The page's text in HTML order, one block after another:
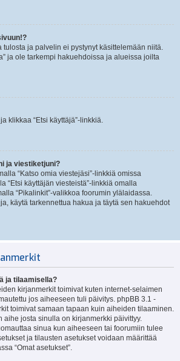
tulosta ja palvelin ei pystynyt käsittelemään niitä.
ja ole tarkempi hakuehdoissa ja alueissa joilta
klikkaa “Etsi käyttäjä”-linkkiä.
ja viestiketjuni?
“Katso omia viestejäsi”-linkkiä omissa
“Etsi käyttäjän viesteistä”-linkkiä omalla
“Pikalinkit”-valikkoa foorumin ylälaidassa.
käytä tarkennettua hakua ja täytä sen hakuehdot
ja tilaamisella?
kirjanmerkit toimivat kuten internet-selaimen
jos aiheeseen tuli päivitys. phpBB 3.1 -
toimivat samaan tapaan kuin aiheiden tilaaminen.
aihe josta sinulla on kirjanmerkki päivittyy.
sinua kun aiheeseen tai foorumiin tulee
ja tilausten asetukset voidaan määrittää
“Omat asetukset”.